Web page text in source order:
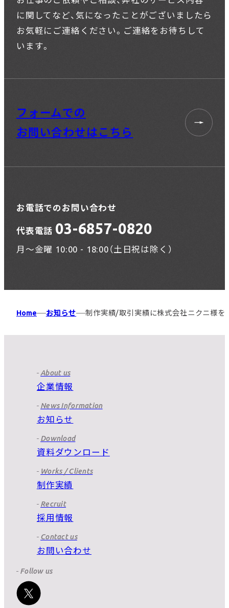
に関してなど、 気になったことがございましたら
お気軽にご連絡ください。 ご連絡をお待ちして
います。
フォームでの
お問い合わせはこちら
お電話でのお問い合わせ
代表電話 03-6857-0820
月〜金曜 10:00 - 18:00（土日祝は除く）
Home お知らせ 制作実績/取引実績に株式会社ニクニ様を
About us
企業情報
News Information
お知らせ
Download
資料ダウンロード
Works / Clients
制作実績
Recruit
採用情報
Contact us
お問い合わせ
Follow us